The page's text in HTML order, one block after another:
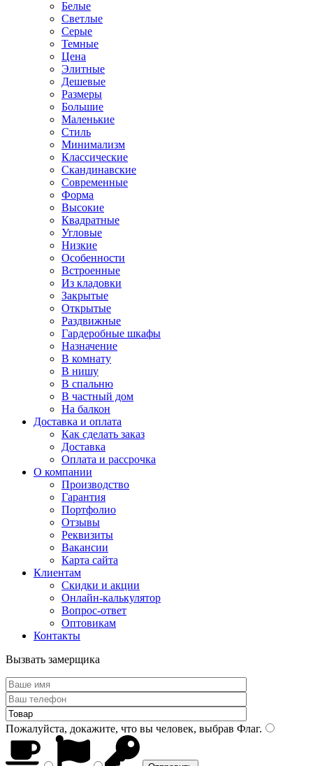
Белые
Светлые
Серые
Темные
Цена
Элитные
Дешевые
Размеры
Большие
Маленькие
Стиль
Минимализм
Классические
Скандинавские
Современные
Форма
Высокие
Квадратные
Угловые
Низкие
Особенности
Встроенные
Из кладовки
Закрытые
Открытые
Раздвижные
Гардеробные шкафы
Назначение
В комнату
В нишу
В спальню
В частный дом
На балкон
Доставка и оплата
Как сделать заказ
Доставка
Оплата и рассрочка
О компании
Производство
Гарантия
Портфолио
Отзывы
Реквизиты
Вакансии
Карта сайта
Клиентам
Скидки и акции
Онлайн-калькулятор
Вопрос-ответ
Оптовикам
Контакты
Вызвать замерщика
Пожалуйста, докажите, что вы человек, выбрав Флаг.